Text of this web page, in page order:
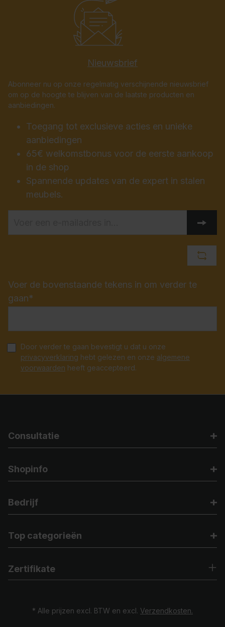
Nieuwsbrief
Abonneer nu op onze regelmatig verschijnende nieuwsbrief
om op de hoogte te blijven van de laatste producten en
aanbiedingen.
Toegang tot exclusieve acties en unieke
aanbiedingen
65€ welkomstbonus voor de eerste aankoop
in de shop
Spannende updates van de expert in stalen
meubels.
Voer de bovenstaande tekens in om verder te
gaan*
Door verder te gaan bevestigt u dat u onze
privacyverklaring hebt gelezen en onze algemene
voorwaarden heeft geaccepteerd.
Consultatie
Shopinfo
Bedrijf
Top categorieën
Zertifikate
* Alle prijzen excl. BTW en excl. Verzendkosten.